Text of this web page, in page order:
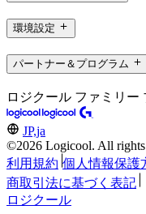
環境設定
パートナー＆プログラム
ロジクール ファミリー
JP,ja
©2026 Logicool. All rights
利用規約 個人情報保護
商取引法に基づく表記
ロジクール